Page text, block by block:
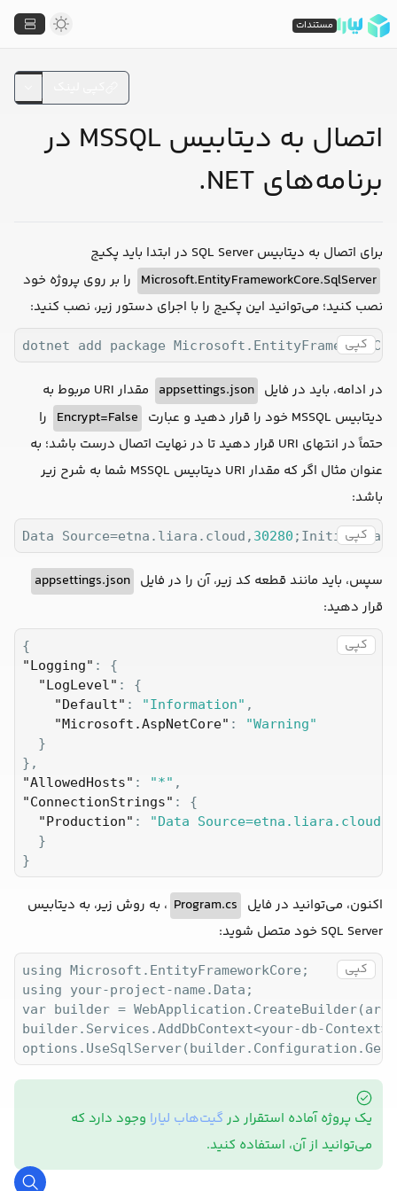
اتصال به دیتابیس MSSQL در
برنامه‌های NET.
برای اتصال به دیتابیس SQL Server در ابتدا باید پکیج
Microsoft.EntityFrameworkCore.SqlServer را بر روی پروژه خود
نصب کنید؛ می‌توانید این پکیج را با اجرای دستور زیر، نصب کنید:
کپی dotnet add package
در ادامه، باید در فایل appsettings.json
مقدار URI مربوط به
دیتابیس MSSQL خود را قرار دهید و عبارت
Encrypt=False را
حتماً در انتهای URI قرار دهید تا در نهایت اتصال درست باشد؛ به
عنوان مثال اگر که مقدار URI دیتابیس MSSQL شما به شرح زیر
باشد:
کپی Data Source=etna.liara.cloud, 30280 ;Initial
سپس، باید مانند قطعه کد زیر، آن را در فایل appsettings.json
قرار دهید:
کپی
"Logging" : {
"LogLevel" : {
"Default" : "Information" ,
"Microsoft.AspNetCore" :
"Warning"
  }
"AllowedHosts" : "*"
"ConnectionStrings" : {
"Production" :
"Data
  }
}
اکنون، می‌توانید در فایل Program.cs ، به روش زیر، به دیتابیس
SQL Server خود متصل شوید:
کپی
using Microsoft.EntityFrameworkCore;
using your-project-name.Data;
var builder =
builder.Services.AddDbContext<your-db-
یک پروژه آماده استقرار در گیت‌هاب لیارا وجود دارد که
می‌توانید از آن، استفاده کنید.
مستندات